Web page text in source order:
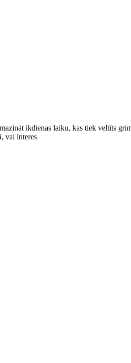
ikdienas laiku, kas tiek veltīts
vai interes